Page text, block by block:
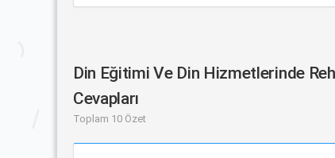
Din Eğitimi Ve Din Hizmetlerinde
Cevapları
Toplam 10 Özet